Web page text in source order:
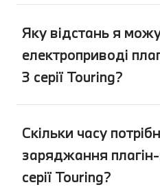
Яку відстань я
електроприводі
3 серії Touring?
Скільки часу
заряджання
серії Touring?